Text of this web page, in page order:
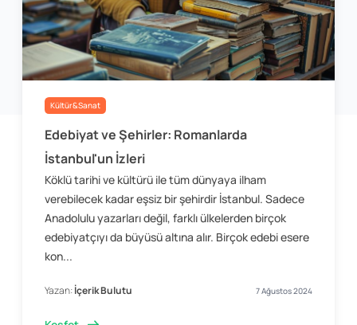
Kültür&Sanat
Edebiyat ve Şehirler: Romanlarda
İstanbul'un İzleri
Köklü tarihi ve kültürü ile tüm dünyaya ilham
verebilecek kadar eşsiz bir şehirdir İstanbul. Sadece
Anadolulu yazarları değil, farklı ülkelerden birçok
edebiyatçıyı da büyüsü altına alır. Birçok edebi esere
kon...
Yazan:İçerik Bulutu 7 Ağustos 2024